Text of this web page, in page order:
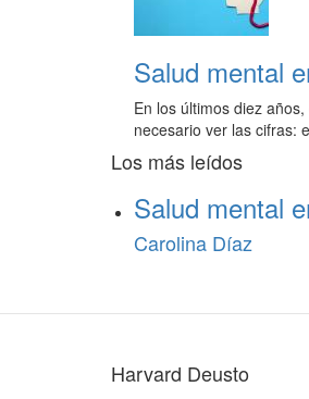
Salud mental
En los últimos diez
necesario ver las cifras:
Los más leídos
Salud mental
Carolina Díaz
Harvard Deusto